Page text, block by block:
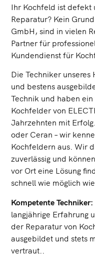
Ihr Kochfeld ist defekt
Reparatur? Kein
GmbH, sind in vielen
Partner für
Kundendienst für
Die Techniker unseres
und bestens
Technik und haben
Kochfelder von
Jahrzehnten mit
oder Ceran – wir
Kochfeldern aus. Wir
zuverlässig und
vor Ort eine Lösung
schnell wie möglich
Kompetente Techniker:
langjährige Erfahrung
der Reparatur von
ausgebildet und stets
vertraut..